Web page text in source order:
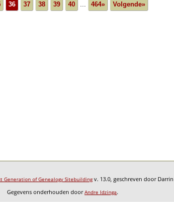
36 37 38 39 40 ... 464» Volgende»
Generation of Genealogy Sitebuildingv. 13.0, geschreven door
Gegevens onderhouden doorAndre Idzinga.